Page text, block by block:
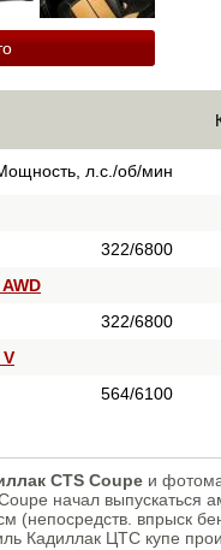
л.с./об/мин
322/6800
322/6800
564/6100
CTS Coupe и
начал выпускаться
(непосредств. впрыск
Кадиллак ЦТС купе